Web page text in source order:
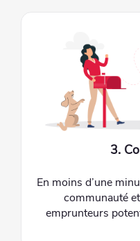
3.
En moins d’une
communauté
emprunteurs